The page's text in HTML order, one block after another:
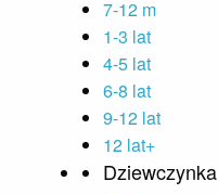
7-12 m
1-3 lat
4-5 lat
6-8 lat
9-12 lat
12 lat+
Dziewczynka